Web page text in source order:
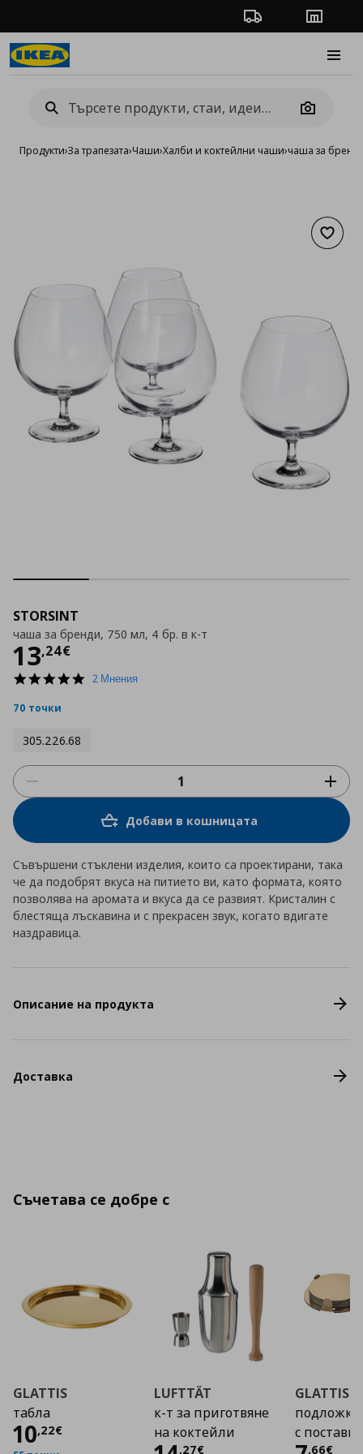
Проследяване на
Camera
Продукти›За трапезата›Чаши›Халби и коктейлни чаши›чаша за
STORSINT
чаша за бренди, 750 мл, 4 бр. в к-т
13,24€
Цена
5.0
2 Мнения
70 точки
305.226.68
Добави в кошницата
Съвършени стъклени изделия, които са проектирани, така
че да подобрят вкуса на питието ви, като формата, която
позволява на аромата и вкуса да се развият. Кристалин с
блестяща лъскавина и с прекрасен звук, когато вдигате
наздравица.
Описание на продукта
Доставка
Съчетава се добре с
GLATTIS
табла
10,22€
Цена
LUFTTÄT
к-т за приготвяне
на коктейли
,27€
GLATTIS
с
,66€